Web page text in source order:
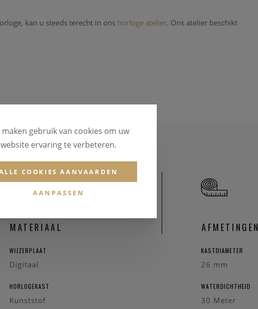
kan u steeds terecht in ons horloge atelier. Ons atelier beschikt
MATERIAAL
WIJZERPLAAT
Digitaal
HORLOGEKAST
Kunststof
AFMETINGEN
KASTDIAMETER
26 mm
WATERDICHTHEID
30 Meter
maken gebruik van cookies om uw
website ervaring te verbeteren.
COOKIES AANVAARDEN
AANPASSEN